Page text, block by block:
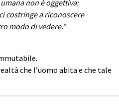
non è oggettiva:
costringe a riconoscere
modo di vedere.”
che l’uomo abita e che tale